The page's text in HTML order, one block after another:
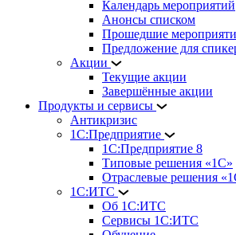
Календарь мероприятий
Анонсы списком
Прошедшие
Предложение для
Акции
Текущие акции
Завершённые акции
Продукты и сервисы
Антикризис
1С:Предприятие
1С:Предприятие 8
Типовые решения «1С»
Отраслевые решения
1С:ИТС
Об 1С:ИТС
Сервисы 1С:ИТС